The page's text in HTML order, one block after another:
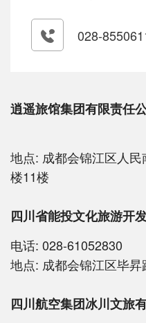
028-
逍遥旅馆集团有限责任
地点: 成都会锦江区人
楼11楼
四川省能投文化旅游开
电话: 028-61052830
地点: 成都会锦江区毕
四川航空集团冰川文旅